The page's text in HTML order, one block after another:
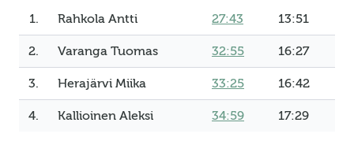
1. Rahkola Antti 27:43 13:51
2. Varanga Tuomas 32:55 16:27
3. Herajärvi Miika 33:25 16:42
4. Kallioinen Aleksi 34:59 17:29